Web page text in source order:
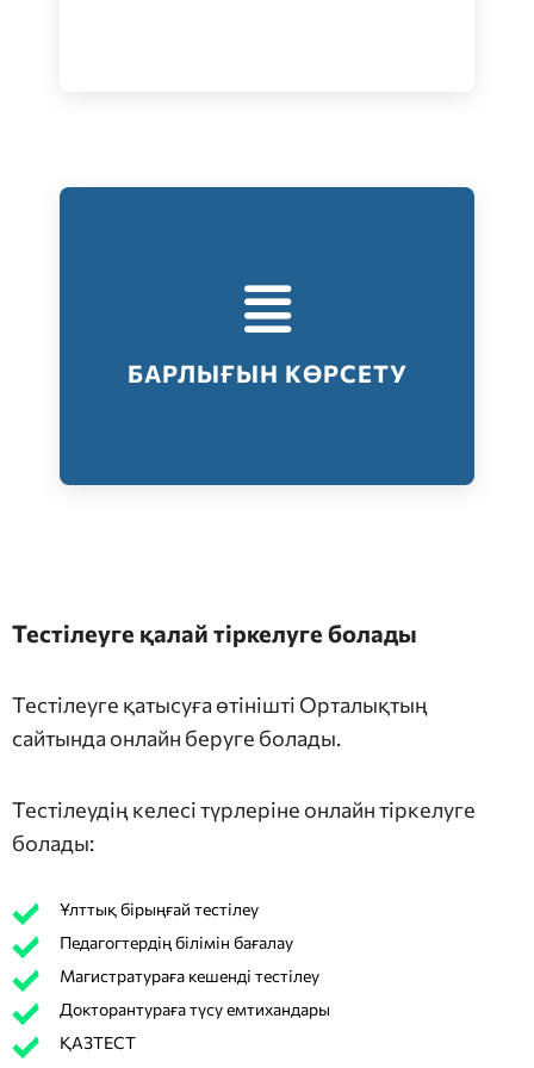
БАРЛЫҒЫН КӨРСЕТУ
Тестілеудің барлық түрлері
Барлығын көрсету
Тестілеуге қалай тіркелуге болады
Тестілеуге қатысуға өтінішті Орталықтың
сайтында онлайн беруге болады.
Тестілеудің келесі түрлеріне онлайн тіркелуге
болады:
Ұлттық бірыңғай тестілеу
Педагогтердің білімін бағалау
Магистратураға кешенді тестілеу
Докторантураға түсу емтихандары
ҚАЗТЕСТ